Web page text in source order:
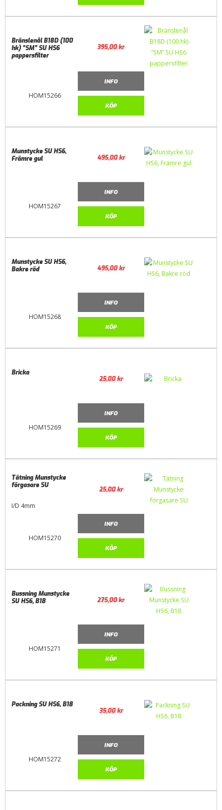
HOM15266
Bränslenål B18D (100
hk) ”SM” SU HS6
pappersfilter
395,00kr
INFO
KÖP
HOM15267
Munstycke SU HS6,
Främre gul
495,00kr
INFO
KÖP
HOM15268
Munstycke SU HS6,
Bakre röd
495,00kr
INFO
KÖP
HOM15269
Bricka
25,00kr
INFO
KÖP
HOM15270
Tätning Munstycke
förgasare SU
I/D 4mm
25,00kr
INFO
KÖP
HOM15271
Bussning Munstycke
SU HS6, B18
275,00kr
INFO
KÖP
HOM15272
Packning SU HS6, B18
35,00kr
INFO
KÖP